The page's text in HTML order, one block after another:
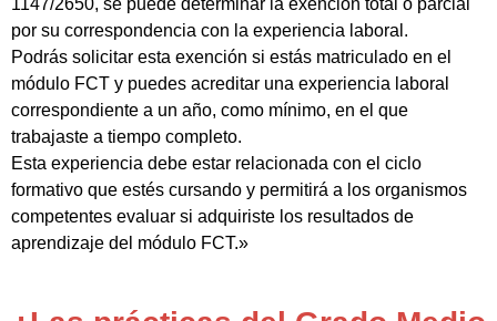
1147/2650, se puede determinar la exención total o parcial
por su correspondencia con la experiencia laboral.
Podrás solicitar esta exención si estás matriculado en el
módulo FCT y puedes acreditar una experiencia laboral
correspondiente a un año, como mínimo, en el que
trabajaste a tiempo completo.
Esta experiencia debe estar relacionada con el ciclo
formativo que estés cursando y permitirá a los organismos
competentes evaluar si adquiriste los resultados de
aprendizaje del módulo FCT.»